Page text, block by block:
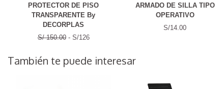
PROTECTOR DE PISO
TRANSPARENTE By
DECORPLAS
S/ 150.00- S/126
ARMADO DE SILLA TIPO
OPERATIVO
S/14.00
También te puede interesar